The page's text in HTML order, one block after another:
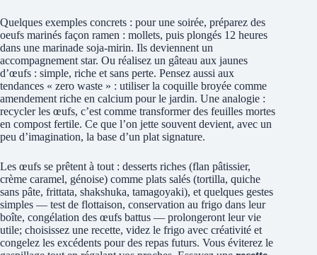
Quelques exemples concrets : pour une soirée, préparez des
oeufs marinés façon ramen : mollets, puis plongés 12 heures
dans une marinade soja-mirin. Ils deviennent un
accompagnement star. Ou réalisez un gâteau aux jaunes
d’œufs : simple, riche et sans perte. Pensez aussi aux
tendances « zero waste » : utiliser la coquille broyée comme
amendement riche en calcium pour le jardin. Une analogie :
recycler les œufs, c’est comme transformer des feuilles mortes
en compost fertile. Ce que l’on jette souvent devient, avec un
peu d’imagination, la base d’un plat signature.
Les œufs se prêtent à tout : desserts riches (flan pâtissier,
crème caramel, génoise) comme plats salés (tortilla, quiche
sans pâte, frittata, shakshuka, tamagoyaki), et quelques gestes
simples — test de flottaison, conservation au frigo dans leur
boîte, congélation des œufs battus — prolongeront leur vie
utile; choisissez une recette, videz le frigo avec créativité et
congelez les excédents pour des repas futurs. Vous éviterez le